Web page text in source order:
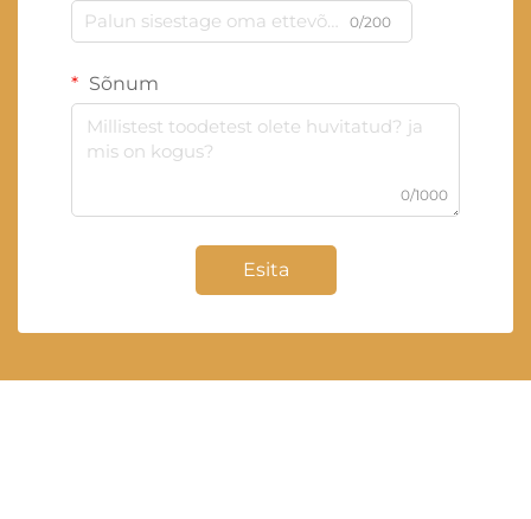
0/200
Sõnum
0/1000
Esita